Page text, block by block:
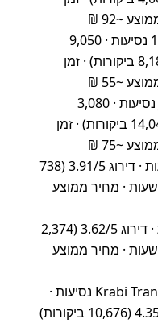
12Go Transport – 1,446 נסיעות · 9,050
הזמנות · דירוג 4.37/5 (8,186 ביקורות) · זמן
Jarinthon Tour – 1,408 נסיעות · 3,080
הזמנות · דירוג 3.57/5 (14,044 ביקורות) · זמן
PP service – 1,114 נסיעות · דירוג 3.91/5 (738
ביקורות) · זמן ממוצע 6.9 שעות · מחיר ממוצע
Raja Ferry – 910 נסיעות · דירוג 3.62/5 (2,374
ביקורות) · זמן ממוצע 8.7 שעות · מחיר ממוצע
Krabi Transport and Travel – 868 נסיעות ·
27,670 הזמנות · דירוג 4.35/5 (10,676 ביקורות)